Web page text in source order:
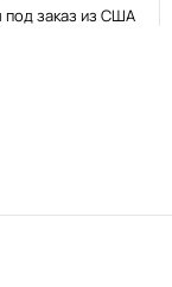
заказ из США